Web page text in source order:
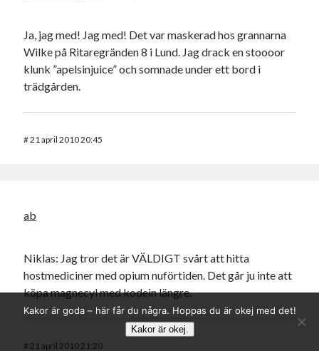
Ja, jag med! Jag med! Det var maskerad hos grannarna
Wilke på Ritaregränden 8 i Lund. Jag drack en stoooor
klunk ”apelsinjuice” och somnade under ett bord i
trädgården.
#21 april 2010 20:45
ab
Niklas: Jag tror det är VÄLDIGT svårt att hitta
hostmediciner med opium nuförtiden. Det går ju inte att
köpa magnecyl med kodein längre.
# 21 april 2010 21:20
Kakor är goda – här får du några. Hoppas du är okej med det!
Kakor är okej.